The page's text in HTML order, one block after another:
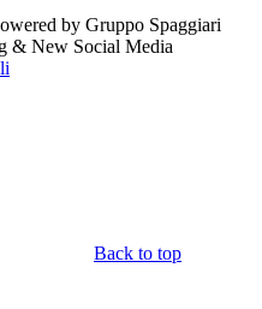
by Gruppo Spaggiari
& New Social Media
Back to top